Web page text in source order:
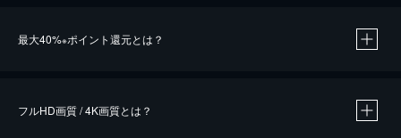
最大40%※ポイント還元とは？
フルHD画質 / 4K画質とは？